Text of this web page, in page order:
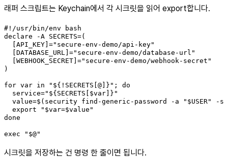
래퍼 스크립트는 Keychain에서 각 시크릿을 읽어 export합니다.
#!/usr/bin/env bash
declare -A SECRETS=(
  [API_KEY]="secure-env-demo/api-key"
  [DATABASE_URL]="secure-env-demo/database-url"
  [WEBHOOK_SECRET]="secure-env-demo/webhook-secret"
)
for var in "${!SECRETS[@]}"; do
  service="${SECRETS[$var]}"
value=$(security find-generic-password -a "$USER" -s
  export "$var=$value"
done
exec "$@"
시크릿을 저장하는 건 명령 한 줄이면 됩니다.